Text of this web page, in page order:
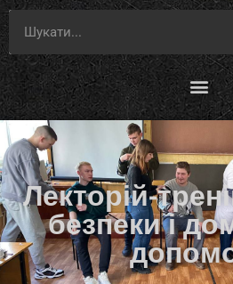
Лекторій-
безпеки і